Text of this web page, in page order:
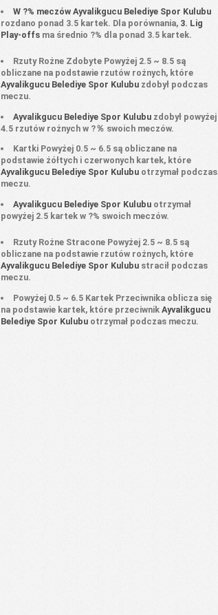
W ?% meczów Ayvalikgucu Belediye Spor Kulubu
rozdano ponad 3.5 kartek. Dla porównania, 3. Lig
Play-offs ma średnio ?% dla ponad 3.5 kartek.
Rzuty Rożne Zdobyte Powyżej 2.5 ~ 8.5 są
obliczane na podstawie rzutów rożnych, które
Ayvalikgucu Belediye Spor Kulubu zdobył podczas
meczu.
Ayvalikgucu Belediye Spor Kulubuzdobył powyżej
4.5 rzutów rożnych w ?％ swoich meczów.
Kartki Powyżej 0.5 ~ 6.5 są obliczane na
podstawie żółtych i czerwonych kartek, które
Ayvalikgucu Belediye Spor Kulubu otrzymał podczas
meczu.
Ayvalikgucu Belediye Spor Kulubuotrzymał
powyżej 2.5 kartek w ?% swoich meczów.
Rzuty Rożne Stracone Powyżej 2.5 ~ 8.5 są
obliczane na podstawie rzutów rożnych, które
Ayvalikgucu Belediye Spor Kulubu stracił podczas
meczu.
Powyżej 0.5 ~ 6.5 Kartek Przeciwnika oblicza się
na podstawie kartek, które przeciwnikAyvalikgucu
Belediye Spor Kulubu otrzymał podczas meczu.